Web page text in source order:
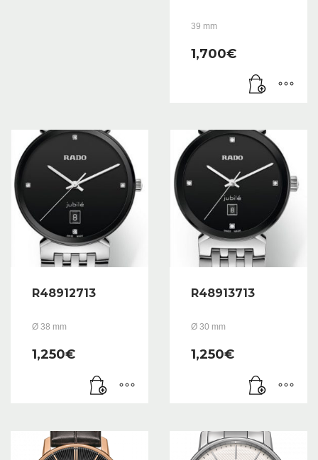
39 mm
1,700€
R48912713
Ø 38 mm
1,250€
R48913713
Ø 30 mm
1,250€